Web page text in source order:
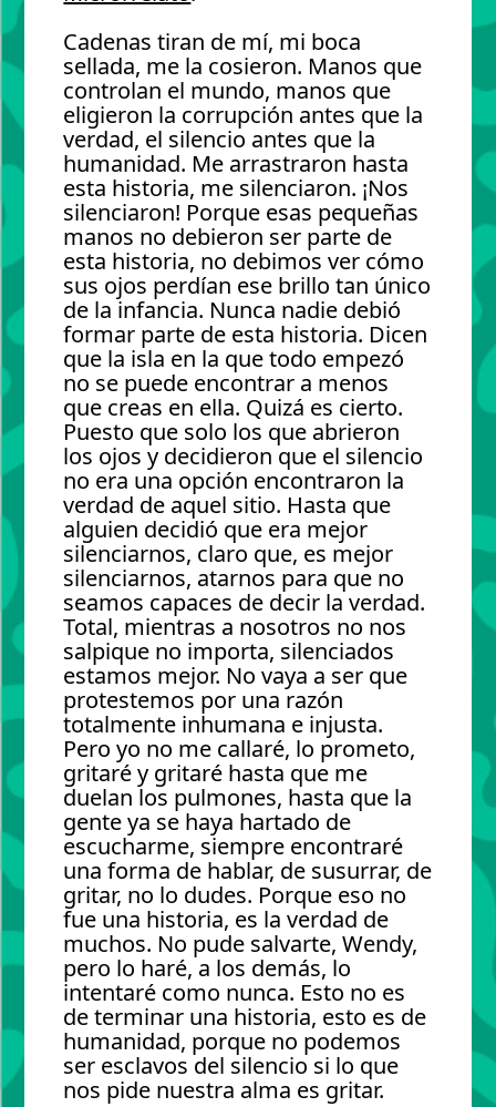
Cadenas tiran de mí, mi boca
sellada, me la cosieron. Manos que
controlan el mundo, manos que
eligieron la corrupción antes que la
verdad, el silencio antes que la
humanidad. Me arrastraron hasta
esta historia, me silenciaron. ¡Nos
silenciaron! Porque esas pequeñas
manos no debieron ser parte de
esta historia, no debimos ver cómo
sus ojos perdían ese brillo tan único
de la infancia. Nunca nadie debió
formar parte de esta historia. Dicen
que la isla en la que todo empezó
no se puede encontrar a menos
que creas en ella. Quizá es cierto.
Puesto que solo los que abrieron
los ojos y decidieron que el silencio
no era una opción encontraron la
verdad de aquel sitio. Hasta que
alguien decidió que era mejor
silenciarnos, claro que, es mejor
silenciarnos, atarnos para que no
seamos capaces de decir la verdad.
Total, mientras a nosotros no nos
salpique no importa, silenciados
estamos mejor. No vaya a ser que
protestemos por una razón
totalmente inhumana e injusta.
Pero yo no me callaré, lo prometo,
gritaré y gritaré hasta que me
duelan los pulmones, hasta que la
gente ya se haya hartado de
escucharme, siempre encontraré
una forma de hablar, de susurrar, de
gritar, no lo dudes. Porque eso no
fue una historia, es la verdad de
muchos. No pude salvarte, Wendy,
pero lo haré, a los demás, lo
intentaré como nunca. Esto no es
de terminar una historia, esto es de
humanidad, porque no podemos
ser esclavos del silencio si lo que
nos pide nuestra alma es gritar.